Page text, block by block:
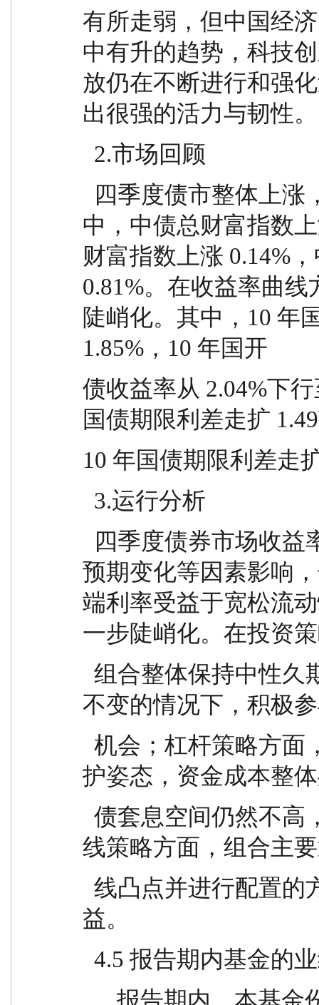
有所走弱，但中国经
中有升的趋势，科技
放仍在不断进行和强
出很强的活力与韧性。
  2.市场回顾
中，中债总财富指数
财富指数上涨 0.14%
0.81%。在收益率曲
陡峭化。其中，10 年
1.85%，10 年国开
债收益率从 2.04%下
国债期限利差走扩
10 年国债期限利差走
  3.运行分析
预期变化等因素影响
端利率受益于宽松流
一步陡峭化。在投资
不变的情况下，积极
护姿态，资金成本整
线策略方面，组合主
益。
4.5 报告期内基金的